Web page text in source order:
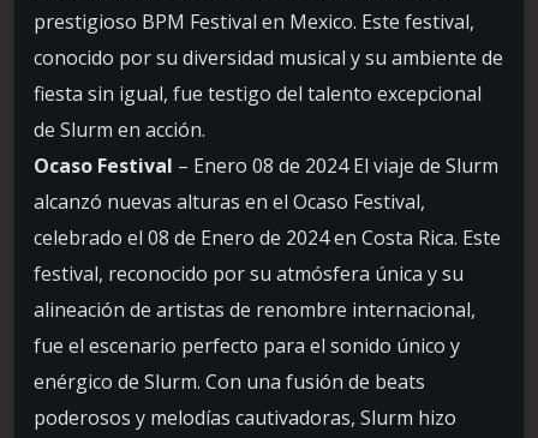
prestigioso BPM Festival en Mexico. Este festival,
conocido por su diversidad musical y su ambiente de
fiesta sin igual, fue testigo del talento excepcional
de Slurm en acción.
Ocaso Festival – Enero 08 de 2024 El viaje de Slurm
alcanzó nuevas alturas en el Ocaso Festival,
celebrado el 08 de Enero de 2024 en Costa Rica. Este
festival, reconocido por su atmósfera única y su
alineación de artistas de renombre internacional,
fue el escenario perfecto para el sonido único y
enérgico de Slurm. Con una fusión de beats
poderosos y melodías cautivadoras, Slurm hizo